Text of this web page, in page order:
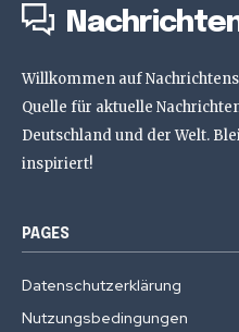
Willkommen auf
Quelle für aktuelle
Deutschland und der Welt.
inspiriert!
PAGES
Datenschutzerklärung
Nutzungsbedingungen